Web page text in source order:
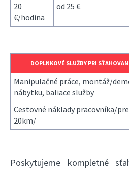
20
€/hodina
od 25 €
DOPLNKOVÉ SLUŽBY PRI
Manipulačné práce, montáž/
nábytku, baliace služby
Cestovné náklady pracovníka/
20km/
Poskytujeme kompletné